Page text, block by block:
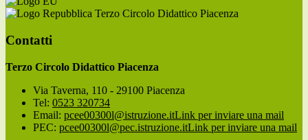
Terzo Circolo Didattico Piacenza
Contatti
Terzo Circolo Didattico Piacenza
Via Taverna, 110 - 29100 Piacenza
Tel: 0523 320734
Email: pcee00300l@istruzione.itLink per inviare una mail
PEC: pcee00300l@pec.istruzione.itLink per inviare una mail